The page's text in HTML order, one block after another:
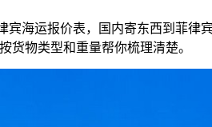
宾海运报价表，国内寄东西到菲律
货物类型和重量帮你梳理清楚。